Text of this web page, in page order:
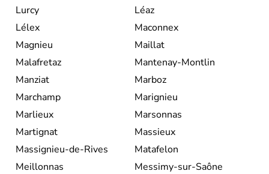
Lurcy
Léaz
Lélex
Maconnex
Magnieu
Maillat
Malafretaz
Mantenay-Montlin
Manziat
Marboz
Marchamp
Marignieu
Marlieux
Marsonnas
Martignat
Massieux
Massignieu-de-Rives
Matafelon
Meillonnas
Messimy-sur-Saône